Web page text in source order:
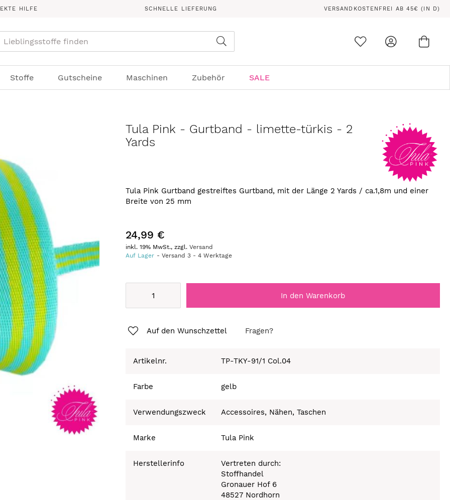
HILFE SCHNELLE LIEFERUNG VERSANDKOSTENFREI AB 45€ (IN D)
Stoffe Gutscheine Maschinen Zubehör SALE
Tula Pink - Gurtband - limette-türkis - 2
Yards
Tula Pink Gurtband gestreiftes Gurtband, mit der Länge 2 Yards / ca.1,8m und einer
Breite von 25 mm
24,99 €
inkl. 19% MwSt., zzgl.Versand
Auf Lager
Versand3 -4 Werktage
In den Warenkorb
Auf den Wunschzettel Fragen?
Artikelnr. TP-TKY-91/1 Col.04
Farbe gelb
Verwendungszweck Accessoires, Nähen, Taschen
Marke Tula Pink
Herstellerinfo
Vertreten durch:
Stoffhandel
Gronauer Hof 6
48527 Nordhorn